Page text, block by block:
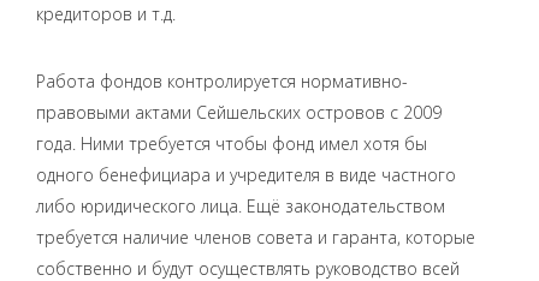
кредиторов и т.д.
Работа фондов контролируется нормативно-
правовыми актами Сейшельских островов с 2009
года. Ними требуется чтобы фонд имел хотя бы
одного бенефициара и учредителя в виде частного
либо юридического лица. Ещё законодательством
требуется наличие членов совета и гаранта, которые
собственно и будут осуществлять руководство всей